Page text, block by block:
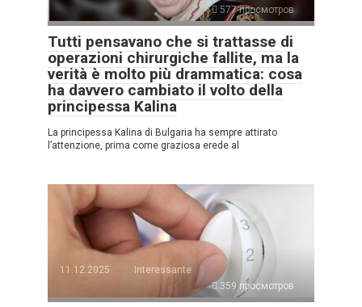
577 просмотров
Tutti pensavano che si trattasse di
operazioni chirurgiche fallite, ma la
verità è molto più drammatica: cosa
ha davvero cambiato il volto della
principessa Kalina
La principessa Kalina di Bulgaria ha sempre attirato
l’attenzione, prima come graziosa erede al
11.12.2025
Interessante
359 просмотров